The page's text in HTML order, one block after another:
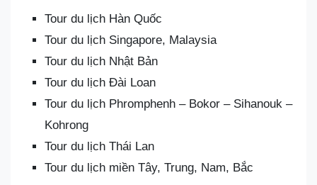
Tour du lịch Hàn Quốc
Tour du lịch Singapore, Malaysia
Tour du lịch Nhật Bản
Tour du lịch Đài Loan
Tour du lịch Phromphenh – Bokor – Sihanouk –
Kohrong
Tour du lịch Thái Lan
Tour du lịch miền Tây, Trung, Nam, Bắc